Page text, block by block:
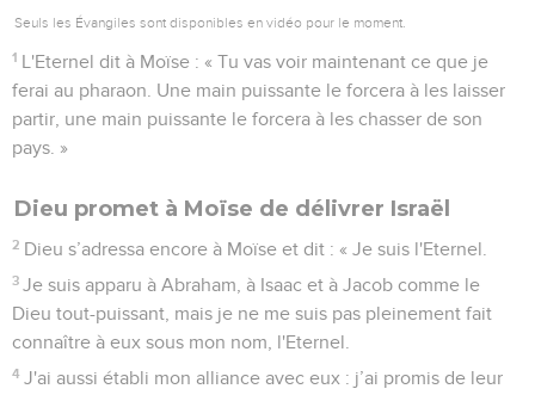
Seuls les Évangiles sont disponibles en vidéo pour le moment.
1 L'Eternel dit à Moïse : « Tu vas voir maintenant ce que je
ferai au pharaon. Une main puissante le forcera à les laisser
partir, une main puissante le forcera à les chasser de son
pays. »
Dieu promet à Moïse de délivrer Israël
2 Dieu s’adressa encore à Moïse et dit : « Je suis l'Eternel.
3 Je suis apparu à Abraham, à Isaac et à Jacob comme le
Dieu tout-puissant, mais je ne me suis pas pleinement fait
connaître à eux sous mon nom, l'Eternel.
4 J'ai aussi établi mon alliance avec eux : j’ai promis de leur